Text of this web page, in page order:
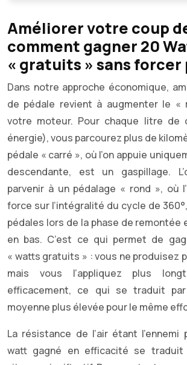
Améliorer votre coup
comment gagner 20
« gratuits » sans forcer
Dans notre approche économique,
de pédale revient à augmenter le «
votre moteur. Pour chaque litre de
énergie), vous parcourez plus de
pédale « carré », où l’on appuie
descendante, est un gaspillage.
parvenir à un pédalage « rond », où
force sur l’intégralité du cycle de
pédales lors de la phase de remontée
en bas. C’est ce qui permet de
« watts gratuits » : vous ne produisez
mais vous l’appliquez plus
efficacement, ce qui se traduit
moyenne plus élevée pour le même
La résistance de l’air étant l’ennemi
watt gagné en efficacité se